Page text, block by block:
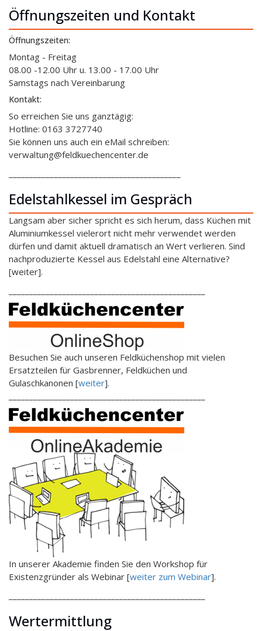
Öffnungszeiten und Kontakt
Öffnungszeiten:
Montag - Freitag
08.00 -12.00 Uhr u. 13.00 - 17.00 Uhr
Samstags nach Vereinbarung
Kontakt:
So erreichen Sie uns ganztägig:
Hotline: 0163 3727740
Sie können uns auch ein eMail schreiben:
verwaltung@feldkuechencenter.de
Edelstahlkessel im Gespräch
Langsam aber sicher spricht es sich herum, dass Küchen mit
Aluminiumkessel vielerort nicht mehr verwendet werden
dürfen und damit aktuell dramatisch an Wert verlieren. Sind
nachproduzierte Kessel aus Edelstahl eine Alternative?
[weiter].
Besuchen Sie auch unseren Feldküchenshop mit vielen
Ersatzteilen für Gasbrenner, Feldküchen und
Gulaschkanonen [weiter].
In unserer Akademie finden Sie den Workshop für
Existenzgründer als Webinar [weiter zum Webinar].
Wertermittlung